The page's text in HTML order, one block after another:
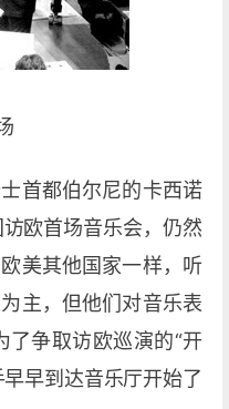
首都伯尔尼的卡西诺
欧首场音乐会，仍然
美其他国家一样，听
主，但他们对音乐表
争取访欧巡演的“开
早到达音乐厅开始了